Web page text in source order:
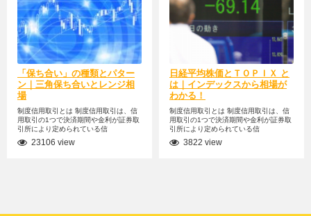
「保ち合い」の種類とパター
ン｜三角保ち合いとレンジ相
場
制度信用取引とは 制度信用取引は、信
用取引の1つで決済期間や金利が証券取
引所により定められている信
23106 view
日経平均株価とＴＯＰＩＸ と
は｜インデックスから相場が
わかる！
制度信用取引とは 制度信用取引は、信
用取引の1つで決済期間や金利が証券取
引所により定められている信
3822 view